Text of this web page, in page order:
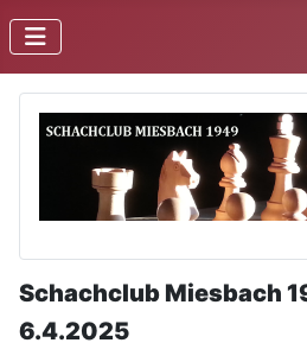
Schachclub Miesbach
6.4.2025